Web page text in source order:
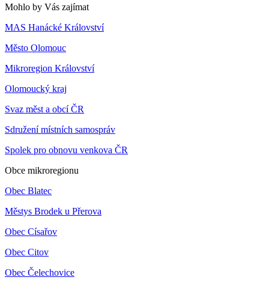
Mohlo by Vás zajímat
MAS Hanácké Království
Město Olomouc
Mikroregion Království
Olomoucký kraj
Svaz měst a obcí ČR
Sdružení místních samospráv
Spolek pro obnovu venkova ČR
Obce mikroregionu
Obec Blatec
Městys Brodek u Přerova
Obec Císařov
Obec Citov
Obec Čelechovice